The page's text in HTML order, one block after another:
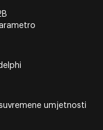
umjetnosti